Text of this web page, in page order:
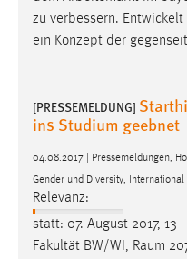
zu verbessern.
ein Konzept der
[PRESSEMELDUNG]
ins Studium geebnet
04.08.2017 | Pressemeldungen,
Gender und Diversity, International
Relevanz:
statt: 07. August 2017, 13
Fakultät BW/WI, Raum